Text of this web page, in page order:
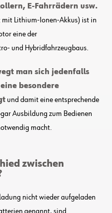
E-Fahrrädern usw.
Lithium-Ionen-Akkus) ist in
eine der
und Hybridfahrzeugbaus.
man sich jedenfalls
besondere
und damit eine entsprechende
Ausbildung zum Bedienen
macht.
zwischen
nicht wieder aufgeladen